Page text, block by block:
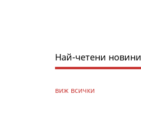
Най-четени новини
виж всички